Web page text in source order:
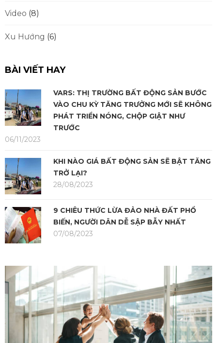
Video (8)
Xu Hướng (6)
BÀI VIẾT HAY
VARS: THỊ TRƯỜNG BẤT ĐỘNG SẢN BƯỚC
VÀO CHU KỲ TĂNG TRƯỞNG MỚI SẼ KHÔNG
PHÁT TRIỂN NÓNG, CHỘP GIẬT NHƯ
TRƯỚC
06/11/2023
KHI NÀO GIÁ BẤT ĐỘNG SẢN SẼ BẬT TĂNG
TRỞ LẠI?
28/08/2023
9 CHIÊU THỨC LỪA ĐẢO NHÀ ĐẤT PHỔ
BIẾN, NGƯỜI DÂN DỄ SẬP BẪY NHẤT
07/08/2023